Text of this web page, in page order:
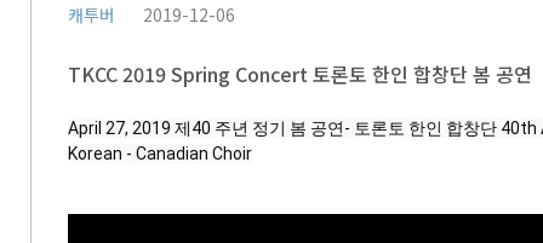
캐투버 2019-12-06
TKCC 2019 Spring Concert 토론토 한인 합창단 봄 공연
April 27, 2019 제40 주년 정기 봄 공연- 토론토 한인 합창단
Korean - Canadian Choir